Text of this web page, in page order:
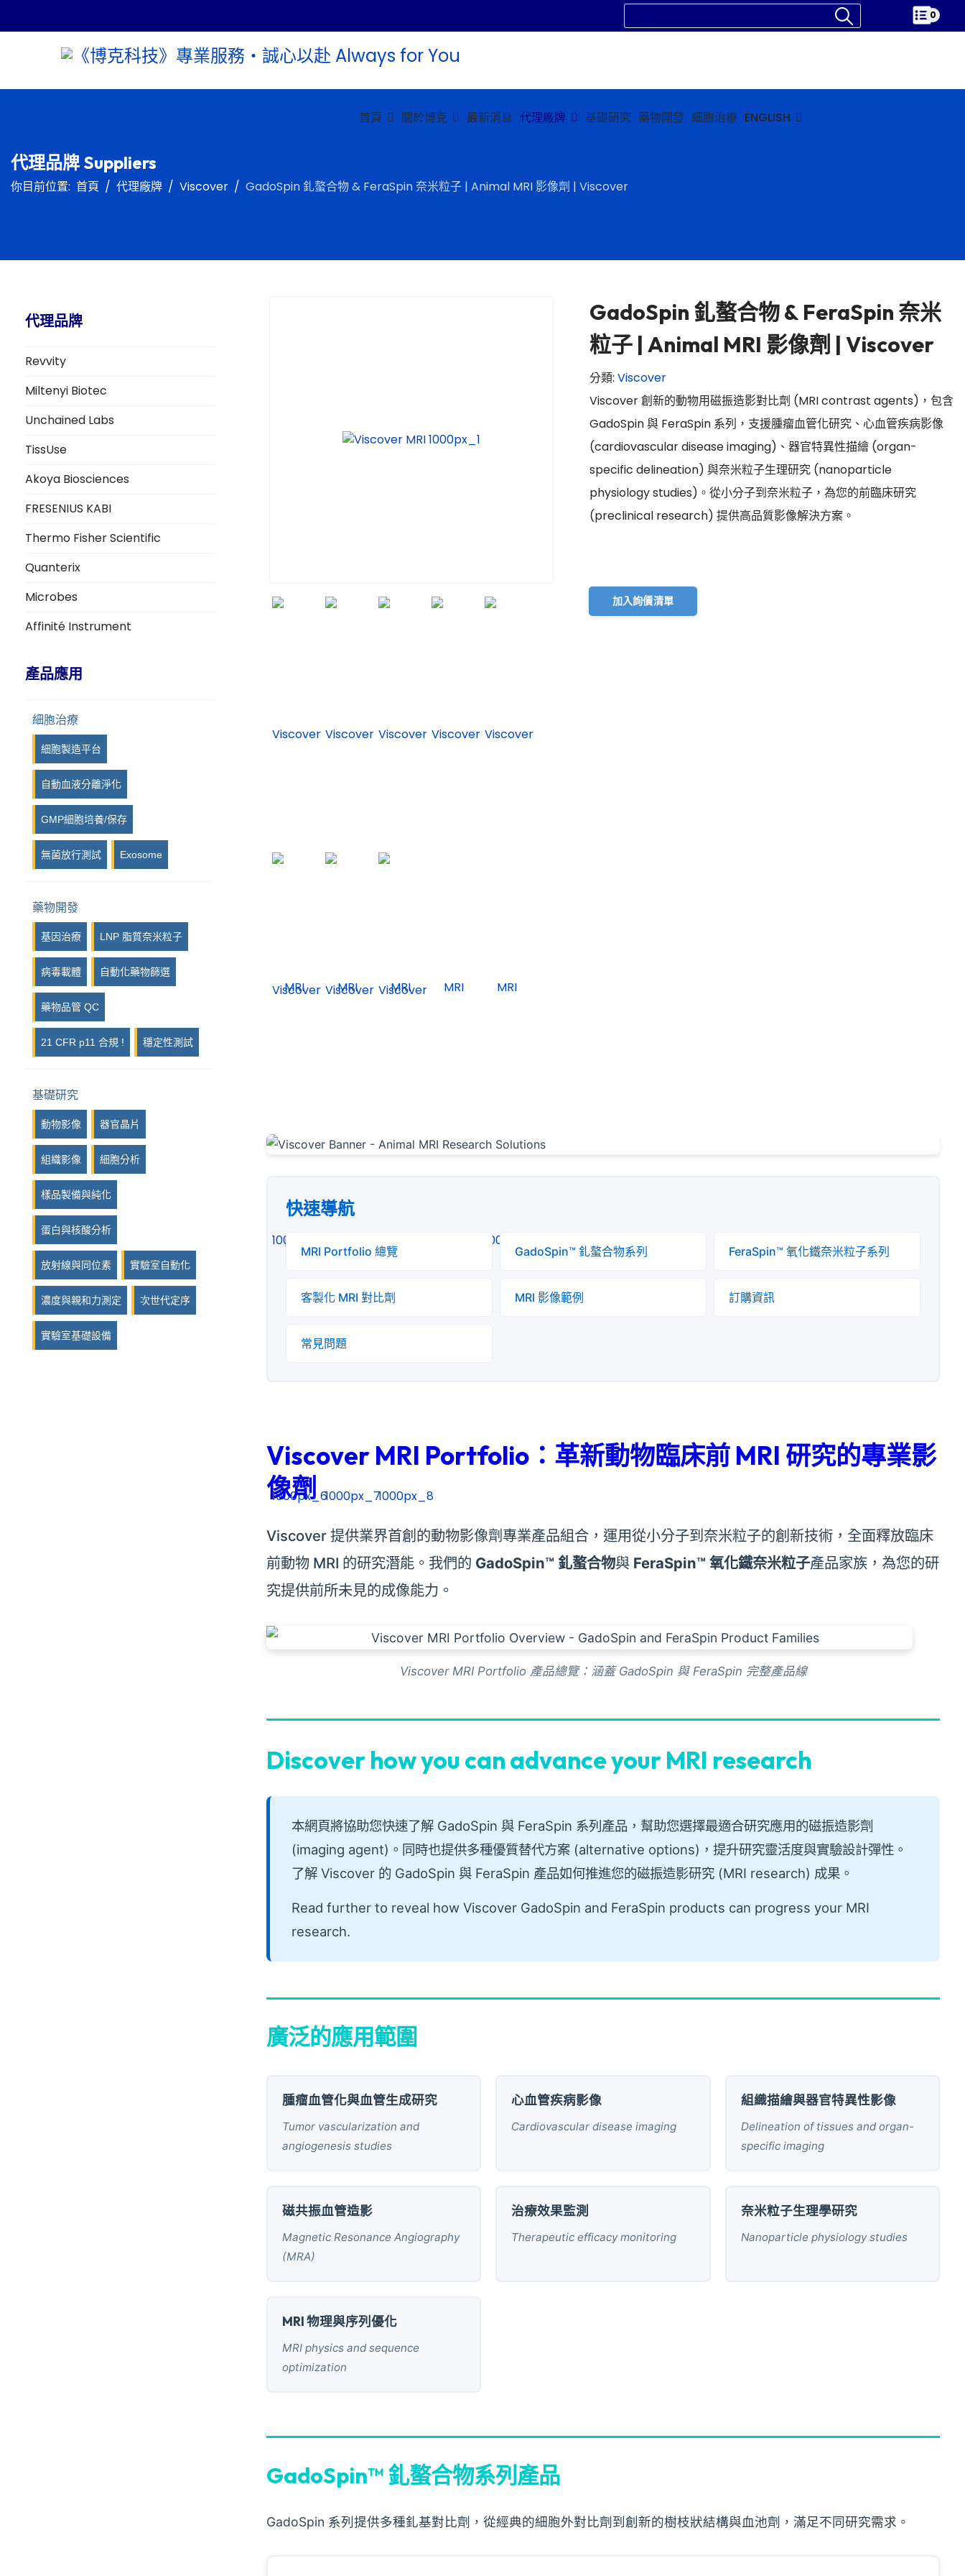
0
首頁 關於博克 最新消息 代理廠牌 基礎研究 藥物開發 細胞治療 ENGLISH
代理品牌 Suppliers
你目前位置: 首頁 代理廠牌 Viscover GadoSpin 釓螯合物 & FeraSpin 奈米粒子 | Animal MRI 影像劑 | Viscover
代理品牌
Revvity
Miltenyi Biotec
Unchained Labs
TissUse
Akoya Biosciences
FRESENIUS KABI
Thermo Fisher Scientific
Quanterix
Microbes
Affinité Instrument
GmbH
iPRASENSE
Viscover
Photon etc
Kurabo
Syngene
LuminiCell
Eraly & Associés
14Culp
產品應用
細胞治療
細胞製造平台
自動血液分離淨化
GMP細胞培養/保存
無菌放行測試 Exosome
藥物開發
基因治療 LNP 脂質奈米粒子
病毒載體 自動化藥物篩選
藥物品管 QC
21 CFR p11 合規 ! 穩定性測試
基礎研究
動物影像 器官晶片
組織影像 細胞分析
樣品製備與純化
蛋白與核酸分析
放射線與同位素 實驗室自動化
濃度與親和力測定 次世代定序
實驗室基礎設備
GadoSpin 釓螯合物 & FeraSpin 奈米
粒子 | Animal MRI 影像劑 | Viscover
分類: Viscover
Viscover 創新的動物用磁振造影對比劑 (MRI contrast agents)，包含
GadoSpin 與 FeraSpin 系列，支援腫瘤血管化研究、心血管疾病影像
(cardiovascular disease imaging)、器官特異性描繪 (organ-
specific delineation) 與奈米粒子生理研究 (nanoparticle
physiology studies)。從小分子到奈米粒子，為您的前臨床研究
(preclinical research) 提供高品質影像解決方案。
加入詢價清單
快速導航
MRI Portfolio 總覽 GadoSpin™ 釓螯合物系列 FeraSpin™ 氧化鐵奈米粒子系列
客製化 MRI 對比劑 MRI 影像範例 訂購資訊
常見問題
Viscover MRI Portfolio：革新動物臨床前 MRI 研究的專業影
像劑
Viscover 提供業界首創的動物影像劑專業產品組合，運用從小分子到奈米粒子的創新技術，全面釋放臨床
前動物 MRI 的研究潛能。我們的 GadoSpin™ 釓螯合物與 FeraSpin™ 氧化鐵奈米粒子產品家族，為您的研
究提供前所未見的成像能力。
Viscover MRI Portfolio 產品總覽：涵蓋 GadoSpin 與 FeraSpin 完整產品線
Discover how you can advance your MRI research
本網頁將協助您快速了解 GadoSpin 與 FeraSpin 系列產品，幫助您選擇最適合研究應用的磁振造影劑
(imaging agent)。同時也提供多種優質替代方案 (alternative options)，提升研究靈活度與實驗設計彈性。
了解 Viscover 的 GadoSpin 與 FeraSpin 產品如何推進您的磁振造影研究 (MRI research) 成果。
Read further to reveal how Viscover GadoSpin and FeraSpin products can progress your MRI
research.
廣泛的應用範圍
腫瘤血管化與血管生成研究
Tumor vascularization and
angiogenesis studies
心血管疾病影像
Cardiovascular disease imaging
組織描繪與器官特異性影像
Delineation of tissues and organ-
specific imaging
磁共振血管造影
Magnetic Resonance Angiography
(MRA)
治療效果監測
Therapeutic efficacy monitoring
奈米粒子生理學研究
Nanoparticle physiology studies
MRI 物理與序列優化
MRI physics and sequence
optimization
GadoSpin™ 釓螯合物系列產品
GadoSpin 系列提供多種釓基對比劑，從經典的細胞外對比劑到創新的樹枝狀結構與血池劑，滿足不同研究需求。